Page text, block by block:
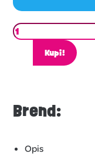
Kupi!
Brend:
Opis